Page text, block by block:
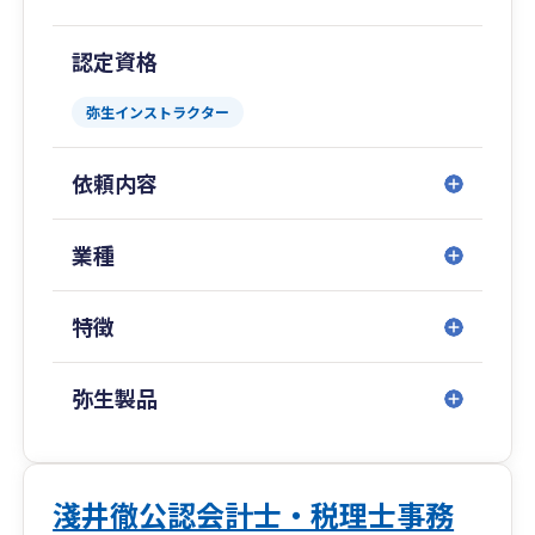
認定資格
弥生インストラクター
依頼内容
業種
特徴
弥生製品
淺井徹公認会計士・税理士事務